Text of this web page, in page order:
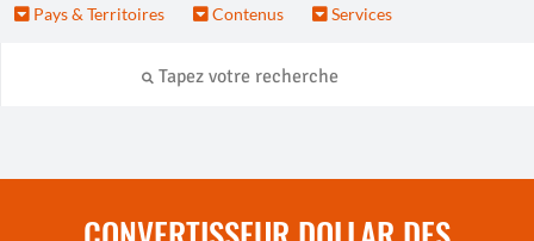
Pays & Territoires Contenus Services